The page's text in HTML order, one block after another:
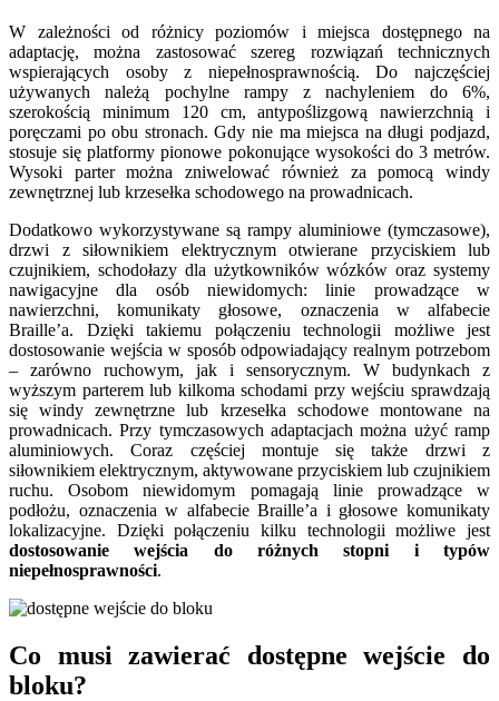
W zależności od różnicy poziomów i miejsca dostępnego na
adaptację, można zastosować szereg rozwiązań technicznych
wspierających osoby z niepełnosprawnością. Do najczęściej
używanych należą pochylne rampy z nachyleniem do 6%,
szerokością minimum 120 cm, antypoślizgową nawierzchnią i
poręczami po obu stronach. Gdy nie ma miejsca na długi podjazd,
stosuje się platformy pionowe pokonujące wysokości do 3 metrów.
Wysoki parter można zniwelować również za pomocą windy
zewnętrznej lub krzesełka schodowego na prowadnicach.
Dodatkowo wykorzystywane są rampy aluminiowe (tymczasowe),
drzwi z siłownikiem elektrycznym otwierane przyciskiem lub
czujnikiem, schodołazy dla użytkowników wózków oraz systemy
nawigacyjne dla osób niewidomych: linie prowadzące w
nawierzchni, komunikaty głosowe, oznaczenia w alfabecie
Braille’a. Dzięki takiemu połączeniu technologii możliwe jest
dostosowanie wejścia w sposób odpowiadający realnym potrzebom
– zarówno ruchowym, jak i sensorycznym. W budynkach z
wyższym parterem lub kilkoma schodami przy wejściu sprawdzają
się windy zewnętrzne lub krzesełka schodowe montowane na
prowadnicach. Przy tymczasowych adaptacjach można użyć ramp
aluminiowych. Coraz częściej montuje się także drzwi z
siłownikiem elektrycznym, aktywowane przyciskiem lub czujnikiem
ruchu. Osobom niewidomym pomagają linie prowadzące w
podłożu, oznaczenia w alfabecie Braille’a i głosowe komunikaty
lokalizacyjne. Dzięki połączeniu kilku technologii możliwe jest
dostosowanie wejścia do różnych stopni i typów
niepełnosprawności.
Co musi zawierać dostępne wejście do
bloku?